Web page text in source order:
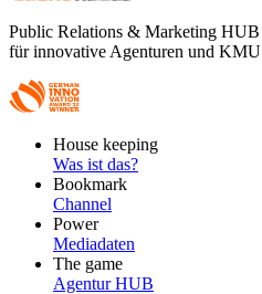
Public Relations & Marketing HUB
für innovative Agenturen und KMU
FooterHouse keeping
Was ist das?
Bookmark
Channel
Power
Mediadaten
The game
Agentur HUB